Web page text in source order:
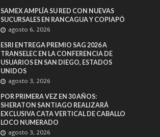
SAMEX AMPLÍA SU RED CON NUEVAS
SUCURSALES EN RANCAGUA Y COPIAPÓ
agosto 6, 2026
ESRI ENTREGA PREMIO SAG 2026 A
TRANSELEC EN LA CONFERENCIA DE
USUARIOS EN SAN DIEGO, ESTADOS
UNIDOS
agosto 3, 2026
POR PRIMERA VEZ EN 30 AÑOS:
SHERATON SANTIAGO REALIZARÁ
EXCLUSIVA CATA VERTICAL DE CABALLO
LOCO NUMERADO
agosto 3, 2026